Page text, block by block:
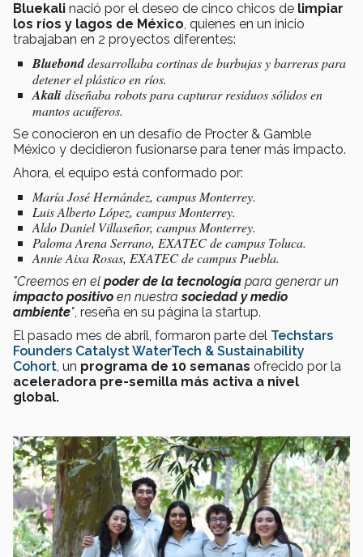
Bluekali nació por el deseo de cinco chicos de limpiar
los ríos y lagos de México, quienes en un inicio
trabajaban en 2 proyectos diferentes:
Bluebonddesarrollaba cortinas de burbujas y barreras para
detener el plástico en ríos.
Akali diseñaba robots para capturar residuos sólidos en
mantos acuíferos.
Se conocieron en un desafío de Procter & Gamble
México y decidieron fusionarse para tener más impacto.
Ahora, el equipo está conformado por:
María José Hernández, campus Monterrey.
Luis Alberto López, campus Monterrey.
Aldo Daniel Villaseñor, campus Monterrey.
Paloma Arena Serrano, EXATEC de campus Toluca.
Annie Aixa Rosas, EXATEC de campus Puebla.
"Creemos en el poder de la tecnología para generar un
impacto positivo en nuestrasociedad y medio
ambiente", reseña en su página la startup.
El pasado mes de abril, formaron parte del Techstars
Founders Catalyst WaterTech & Sustainability
Cohort, un programa de 10 semanas ofrecido por la
aceleradora pre-semilla más activa a nivel
global.